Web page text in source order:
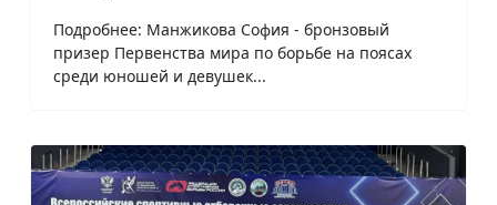
Подробнее: Манжикова София - бронзовый
призер Первенства мира по борьбе на поясах
среди юношей и девушек...